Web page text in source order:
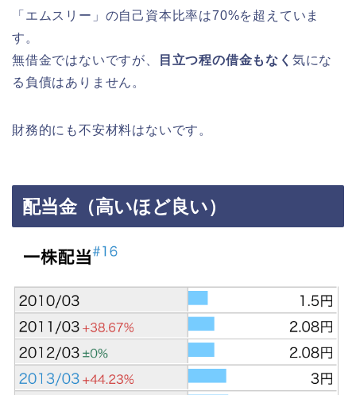
「エムスリー」の自己資本比率は70%を超えていま
す。
無借金ではないですが、
目立つ程の借金もなく 気にな
る負債はありません。
財務的にも不安材料はないです。
配当金（高いほど良い）